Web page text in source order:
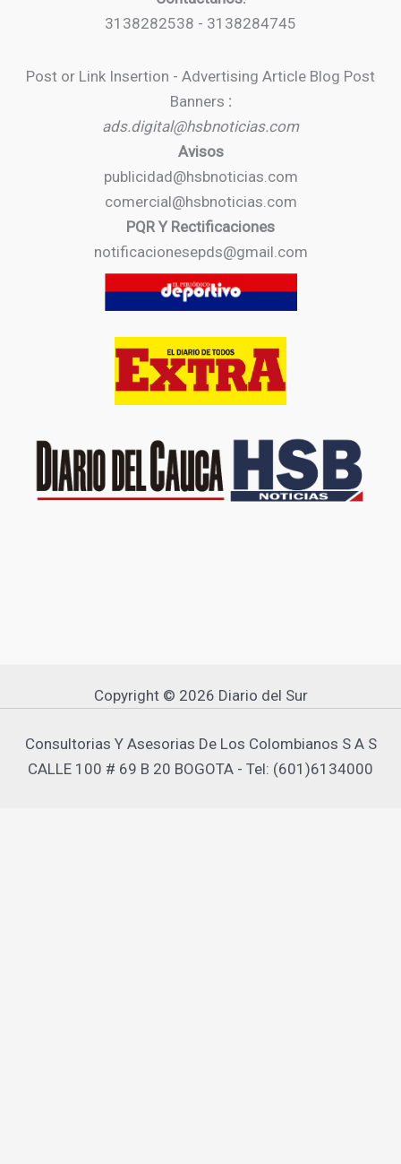
3138282538 - 3138284745
Post or Link Insertion - Advertising Article Blog Post
Banners :
ads.digital@hsbnoticias.com
Avisos
publicidad@hsbnoticias.com
comercial@hsbnoticias.com
PQR Y Rectificaciones
notificacionesepds@gmail.com
Copyright © 2026 Diario del Sur
Consultorias Y Asesorias De Los Colombianos S A S
CALLE 100 # 69 B 20 BOGOTA - Tel: (601)6134000